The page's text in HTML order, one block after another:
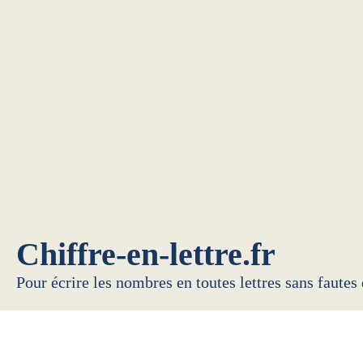
Chiffre-en-lettre.fr
Pour écrire les nombres en toutes lettres sans